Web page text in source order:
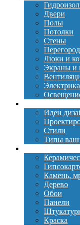
Двери
Полы
Потолки
Стены
Люки и
Экраны и
Электрика
Идеи
Стили
Типы
Камень,
Дерево
Обои
Панели
Краска